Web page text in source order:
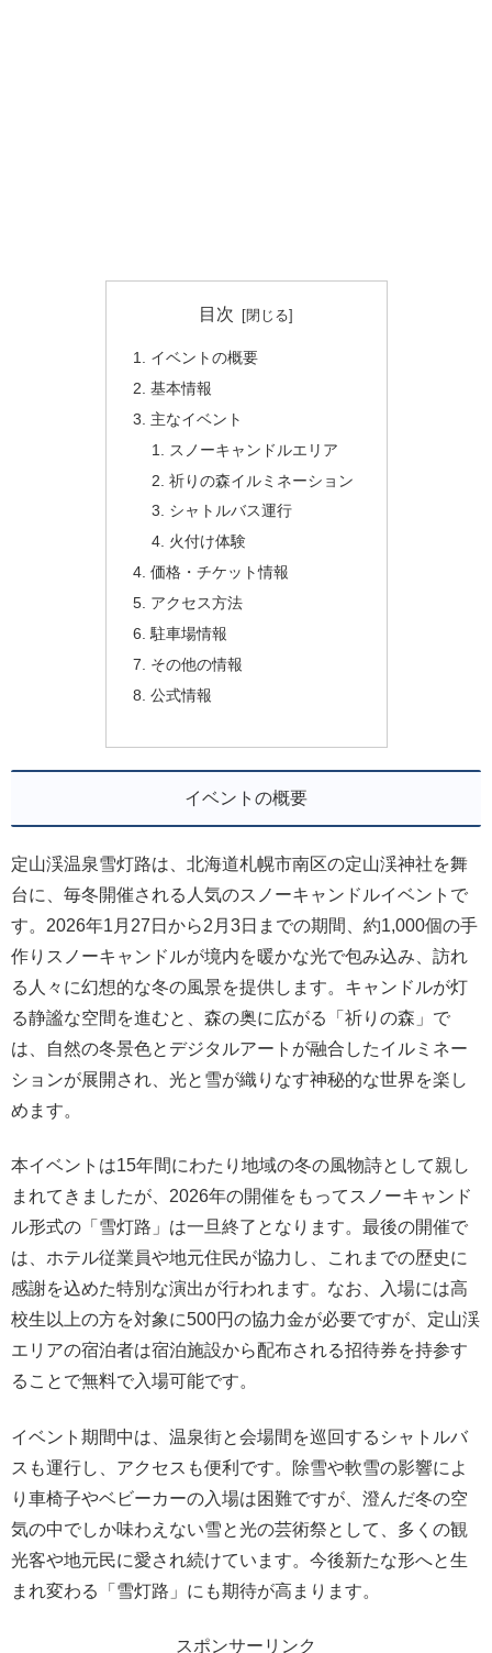
目次
イベントの概要
基本情報
主なイベント
スノーキャンドルエリア
祈りの森イルミネーション
シャトルバス運行
火付け体験
価格・チケット情報
アクセス方法
駐車場情報
その他の情報
公式情報
イベントの概要
定山渓温泉雪灯路は、北海道札幌市南区の定山渓神社を舞
台に、毎冬開催される人気のスノーキャンドルイベントで
す。2026年1月27日から2月3日までの期間、約1,000個の手
作りスノーキャンドルが境内を暖かな光で包み込み、訪れ
る人々に幻想的な冬の風景を提供します。キャンドルが灯
る静謐な空間を進むと、森の奥に広がる「祈りの森」で
は、自然の冬景色とデジタルアートが融合したイルミネー
ションが展開され、光と雪が織りなす神秘的な世界を楽し
めます。
本イベントは15年間にわたり地域の冬の風物詩として親し
まれてきましたが、2026年の開催をもってスノーキャンド
ル形式の「雪灯路」は一旦終了となります。最後の開催で
は、ホテル従業員や地元住民が協力し、これまでの歴史に
感謝を込めた特別な演出が行われます。なお、入場には高
校生以上の方を対象に500円の協力金が必要ですが、定山渓
エリアの宿泊者は宿泊施設から配布される招待券を持参す
ることで無料で入場可能です。
イベント期間中は、温泉街と会場間を巡回するシャトルバ
スも運行し、アクセスも便利です。除雪や軟雪の影響によ
り車椅子やベビーカーの入場は困難ですが、澄んだ冬の空
気の中でしか味わえない雪と光の芸術祭として、多くの観
光客や地元民に愛され続けています。今後新たな形へと生
まれ変わる「雪灯路」にも期待が高まります。
スポンサーリンク